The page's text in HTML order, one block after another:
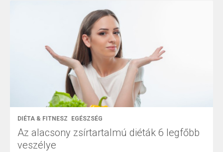
DIÉTA & FITNESZ EGÉSZSÉG
Az alacsony zsírtartalmú diéták 6 legfőbb
veszélye